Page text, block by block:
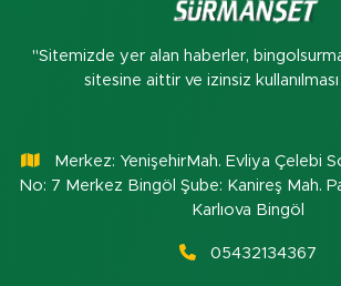
"Sitemizde yer alan haberler,
sitesine aittir ve izinsiz
Merkez: YenişehirMah. Evliya Çelebi
No: 7 Merkez Bingöl Şube: Kanireş Mah.
Karlıova Bingöl
05432134367